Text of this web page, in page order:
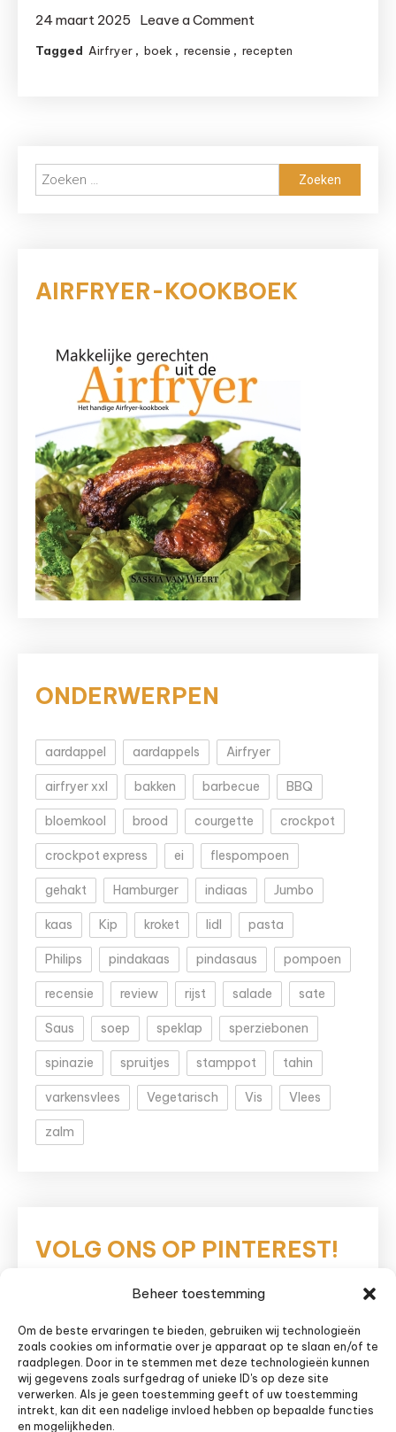
Beheer toestemming
Om de beste ervaringen te bieden, gebruiken wij technologieën
zoals cookies om informatie over je apparaat op te slaan en/of te
raadplegen. Door in te stemmen met deze technologieën kunnen
wij gegevens zoals surfgedrag of unieke ID's op deze site
verwerken. Als je geen toestemming geeft of uw toestemming
intrekt, kan dit een nadelige invloed hebben op bepaalde functies
en mogelijkheden.
24 maart 2025 Leave a Comment
Review:
Sabine
Tagged Airfryer , boek , recensie , recepten
Zoeken
naar:
AIRFRYER-KOOKBOEK
ONDERWERPEN
aardappel aardappels Airfryer
airfryer xxl bakken barbecue BBQ
bloemkool brood courgette crockpot
crockpot express ei flespompoen
gehakt Hamburger indiaas Jumbo
kaas Kip kroket lidl pasta
Philips pindakaas pindasaus pompoen
recensie review rijst salade sate
Saus soep speklap sperziebonen
spinazie spruitjes stamppot tahin
varkensvlees Vegetarisch Vis Vlees
zalm
VOLG ONS OP PINTEREST!